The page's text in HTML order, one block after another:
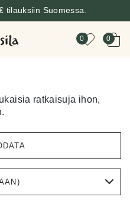
tilauksiin Suomessa.
0 0
ratkaisuja ihon,